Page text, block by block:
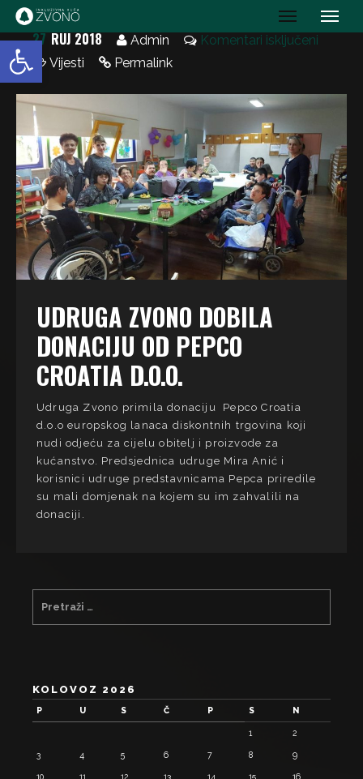
Open toolbar IK Zvono
27 RUJ 2018 Admin
Komentari isključeni
Vijesti
Permalink
UDRUGA ZVONO DOBILA
DONACIJU OD PEPCO
CROATIA D.O.O.
Udruga Zvono primila donaciju Pepco Croatia
d.o.o europskog lanaca diskontnih trgovina koji
nudi odjeću za cijelu obitelj i proizvode za
kućanstvo. Predsjednica udruge Mira Anić i
korisnici udruge predstavnicama Pepca priredile
su mali domjenak na kojem su im zahvalili na
donaciji.
KOLOVOZ 2026
P U S Č P S N
1 2
3 4 5 6 7 8 9
10 11 12 13 14 15 16